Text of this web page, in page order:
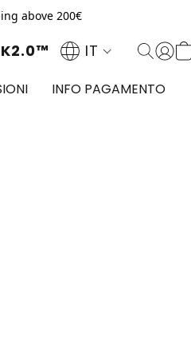
above 200€
IT
INFO PAGAMENTO